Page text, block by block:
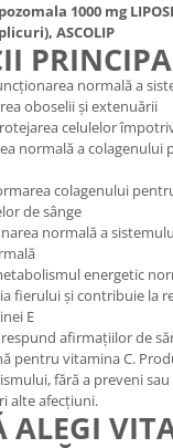
1000 mg
ASCOLIP
normală a
oboselii și extenuării
celulelor
normală a colagenului
colagenului
de sânge
normală a
energetic
fierului și contribuie la
E
afirmațiilor de
pentru vitamina C.
fără a preveni
alte afecțiuni.
ALEGI